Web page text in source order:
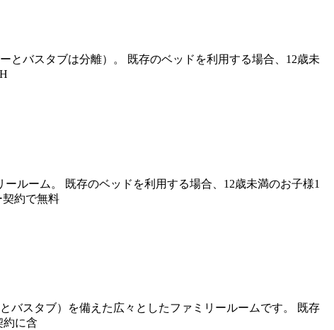
とバスタブは分離）。 既存のベッドを利用する場合、12歳未
ルーム。 既存のベッドを利用する場合、12歳未満のお子様1
約で無料
バスタブ）を備えた広々としたファミリールームです。 既存
約に含